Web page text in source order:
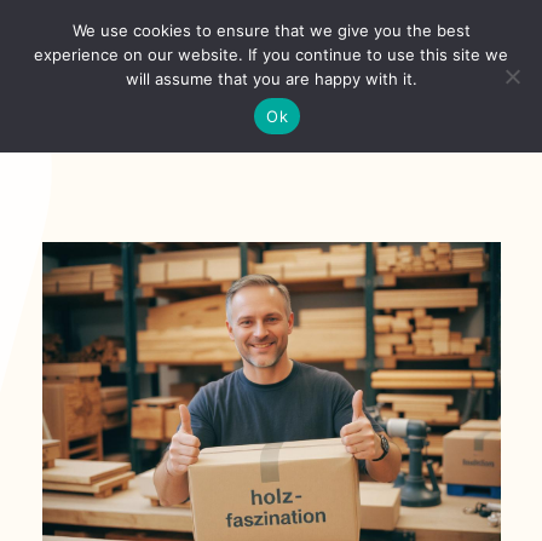
About
Shop
news
our customers
We use cookies to ensure that we give you the best
experience on our website. If you continue to use this site we
will assume that you are happy with it.
Ok